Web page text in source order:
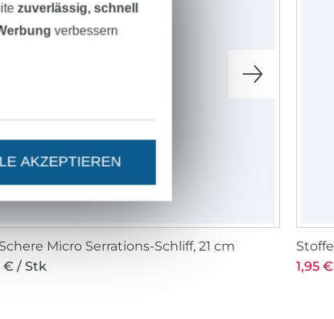
Micro Serrations-Schliff, 21 cm
€ / Stk
1,95
zuverlässig, schnell
verbessern
AKZEPTIEREN